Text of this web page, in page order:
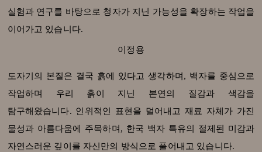
실험과 연구를 바탕으로 청자가 지닌 가능성을 확장하는 작업을
이어가고 있습니다.
이정용
도자기의 본질은 결국 흙에 있다고 생각하며, 백자를 중심으로
작업하며 우리 흙이 지닌 본연의 질감과 색감을
탐구해왔습니다. 인위적인 표현을 덜어내고 재료 자체가 가진
물성과 아름다움에 주목하며, 한국 백자 특유의 절제된 미감과
자연스러운 깊이를 자신만의 방식으로 풀어내고 있습니다.